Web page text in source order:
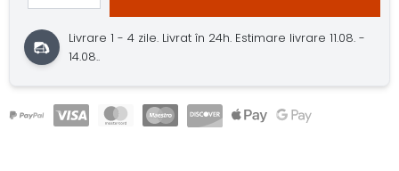
Livrare 1 - 4 zile. Livrat în 24h. Estimare livrare 11.08. -
14.08..